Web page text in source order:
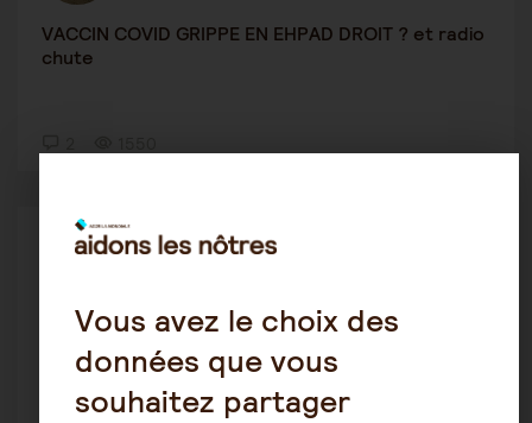
VACCIN COVID GRIPPE EN EHPAD DROIT ? et radio
chute
Vous avez le choix des
données que vous
souhaitez partager